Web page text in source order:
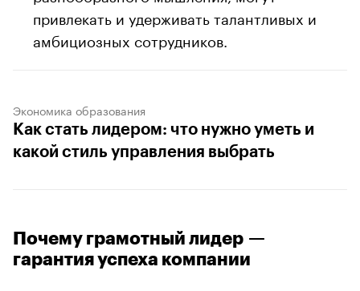
привлекать и удерживать талантливых и
амбициозных сотрудников.
Экономика образования
Как стать лидером: что нужно уметь и
какой стиль управления выбрать
Почему грамотный лидер —
гарантия успеха компании